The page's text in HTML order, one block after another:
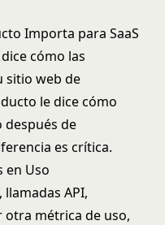
Importa para SaaS
cómo las
sitio web de
le dice cómo
de
es crítica.
en Uso
API,
métrica de uso,